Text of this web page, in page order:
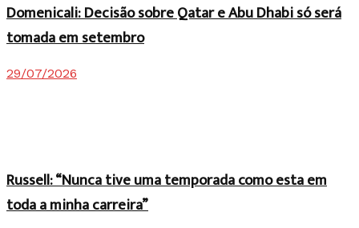
Domenicali: Decisão sobre Qatar e Abu Dhabi só será
tomada em setembro
29/07/2026
Russell: “Nunca tive uma temporada como esta em
toda a minha carreira”